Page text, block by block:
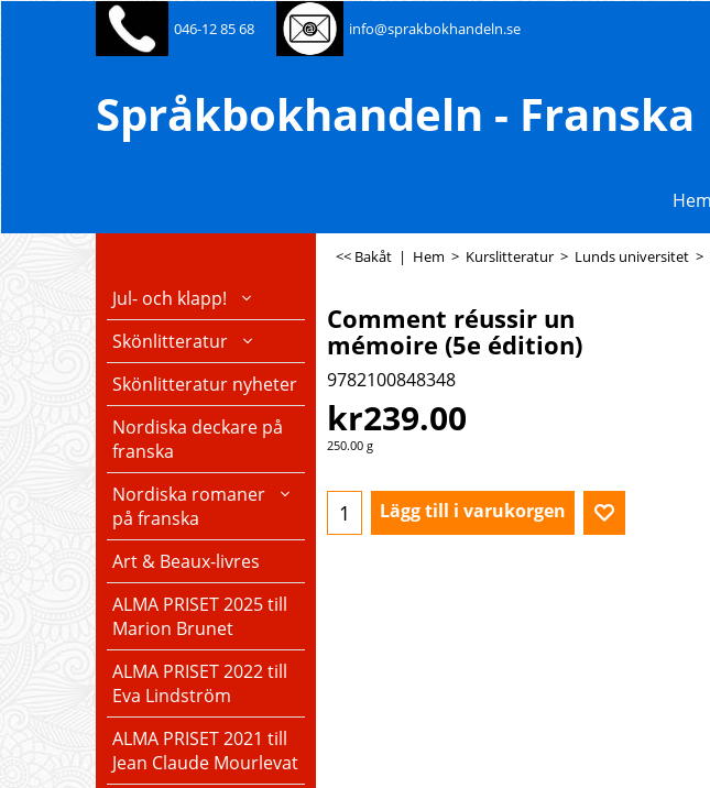
046-12 85 68 info@sprakbokhandeln.se
Språkbokhandeln - Franska
Hem
Jul- och klapp!
Skönlitteratur
Skönlitteratur nyheter
Nordiska deckare på
franska
Nordiska romaner
på franska
Art & Beaux-livres
ALMA PRISET 2025 till
Marion Brunet
ALMA PRISET 2022 till
Eva Lindström
ALMA PRISET 2021 till
Jean Claude Mourlevat
<< Bakåt | Hem > Kurslitteratur > Lunds universitet >
Comment réussir un
mémoire (5e édition)
9782100848348
kr239.00
250.00 g
Lägg till i varukorgen